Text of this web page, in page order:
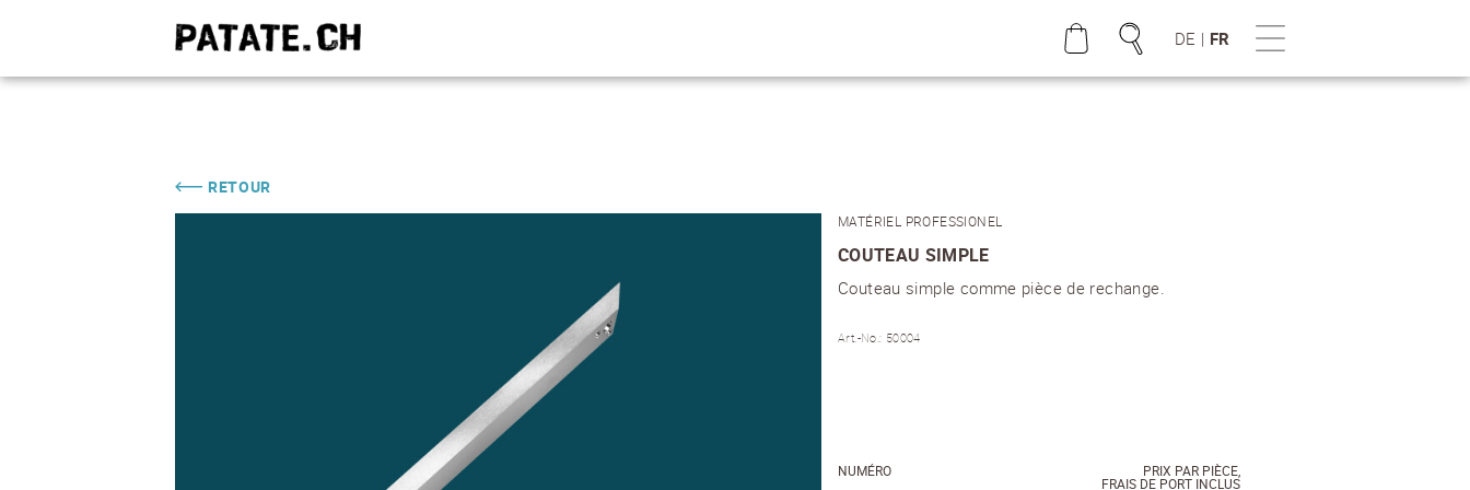
DE | FR
RETOUR
COUTEAU SIMPLE
MATÉRIEL PROFESSIONEL
Couteau simple comme pièce de rechange.
Art.-No.: 50004
NUMÉRO PRIX PAR PIÈCE,
FRAIS DE PORT INCLUS
QUE CHERCHEZ VOUS?